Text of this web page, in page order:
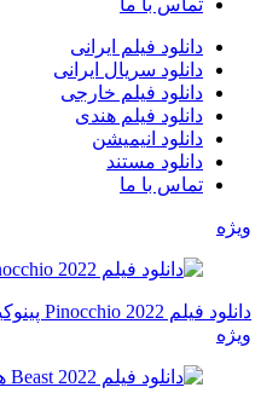
تماس با ما
دانلود فیلم ایرانی
دانلود سریال ایرانی
دانلود فیلم خارجی
دانلود فیلم هندی
دانلود انیمیشن
دانلود مستند
تماس با ما
ویژه
دانلود فیلم Pinocchio 2022 پینوکیو
ویژه